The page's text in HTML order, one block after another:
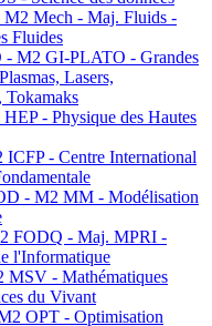
Mech - Maj. Fluids -
Fluides
M2 GI-PLATO - Grandes
Lasers,
Tokamaks
- Physique des Hautes
- Centre International
- M2 MM - Modélisation
FODQ - Maj. MPRI -
l'Informatique
- Mathématiques
du Vivant
OPT - Optimisation